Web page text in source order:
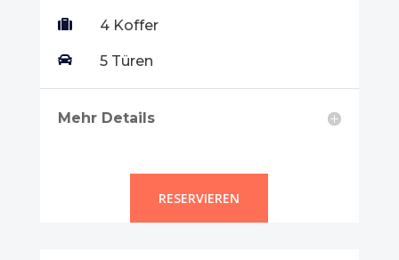
 4 Koffer
 5 Türen
Mehr Details
RESERVIEREN